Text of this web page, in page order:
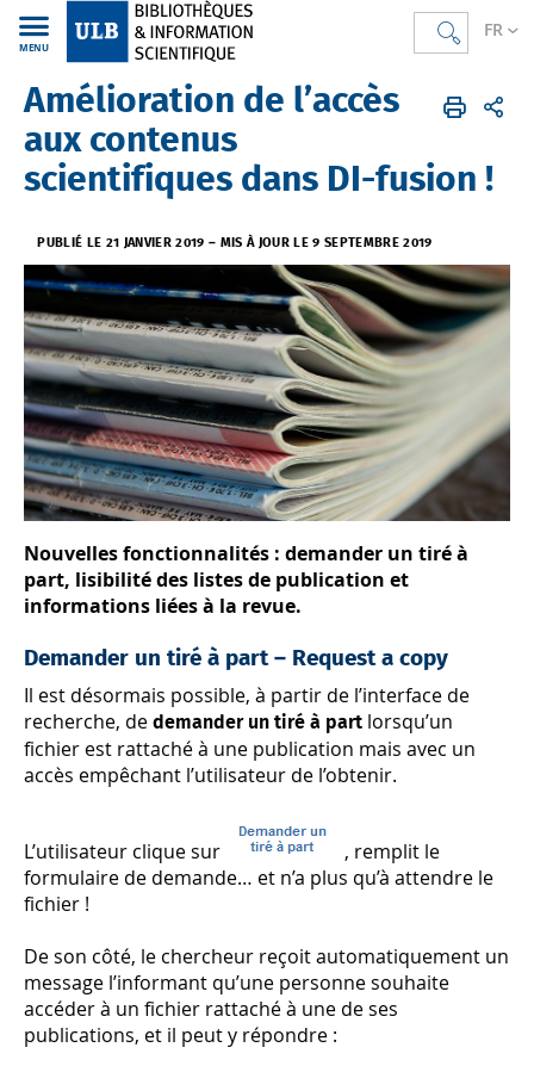
FR
MENU
Bibliothèques FR Actualités Actualités DI-fusion
Amélioration de l’accès
aux contenus
scientifiques dans DI-fusion !
PUBLIÉ LE 21 JANVIER 2019 – MIS À JOUR LE 9 SEPTEMBRE 2019
Nouvelles fonctionnalités : demander un tiré à
part, lisibilité des listes de publication et
informations liées à la revue.
Demander un tiré à part – Request a copy
Il est désormais possible, à partir de l’interface de
recherche, de demander un tiré à part lorsqu’un
fichier est rattaché à une publication mais avec un
accès empêchant l’utilisateur de l’obtenir.
L’utilisateur clique sur
, remplit le
formulaire de demande… et n’a plus qu’à attendre le
fichier !
De son côté, le chercheur reçoit automatiquement un
message l’informant qu’une personne souhaite
accéder à un fichier rattaché à une de ses
publications, et il peut y répondre :